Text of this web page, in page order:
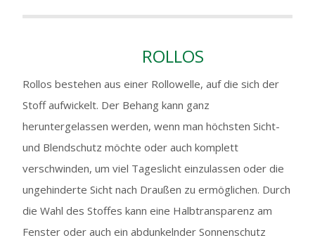
ROLLOS
Rollos bestehen aus einer Rollowelle, auf die sich der
Stoff aufwickelt. Der Behang kann ganz
heruntergelassen werden, wenn man höchsten Sicht-
und Blendschutz möchte oder auch komplett
verschwinden, um viel Tageslicht einzulassen oder die
ungehinderte Sicht nach Draußen zu ermöglichen. Durch
die Wahl des Stoffes kann eine Halbtransparenz am
Fenster oder auch ein abdunkelnder Sonnenschutz